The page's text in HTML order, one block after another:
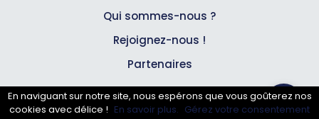
Qui sommes-nous ?
Rejoignez-nous !
Partenaires
Professionnels
En naviguant sur notre site, nous espérons que vous goûterez nos
cookies avec délice ! En savoir plus. Gérez votre consentement